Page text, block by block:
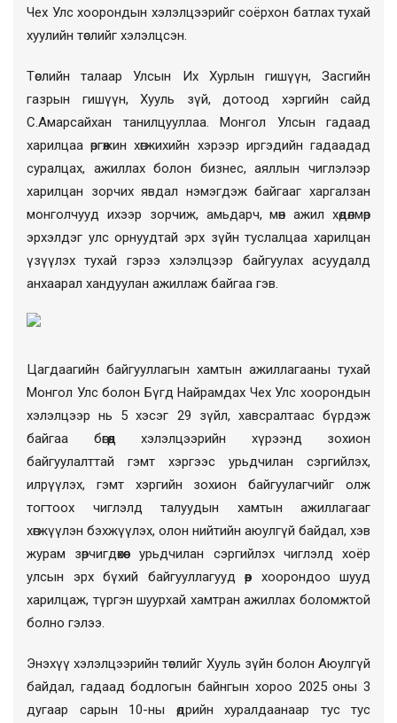
Чех Улс хоорондын хэлэлцээрийг соёрхон батлах тухай
хуулийн төслийг хэлэлцсэн.
Төслийн талаар Улсын Их Хурлын гишүүн, Засгийн
газрын гишүүн, Хууль зүй, дотоод хэргийн сайд
С.Амарсайхан танилцууллаа. Монгол Улсын гадаад
харилцаа өргөжин хөгжихийн хэрээр иргэдийн гадаадад
суралцах, ажиллах болон бизнес, аяллын чиглэлээр
харилцан зорчих явдал нэмэгдэж байгааг харгалзан
монголчууд ихээр зорчиж, амьдарч, мөн ажил хөдөлмөр
эрхэлдэг улс орнуудтай эрх зүйн туслалцаа харилцан
үзүүлэх тухай гэрээ хэлэлцээр байгуулах асуудалд
анхаарал хандуулан ажиллаж байгаа гэв.
Цагдаагийн байгууллагын хамтын ажиллагааны тухай
Монгол Улс болон Бүгд Найрамдах Чех Улс хоорондын
хэлэлцээр нь 5 хэсэг 29 зүйл, хавсралтаас бүрдэж
байгаа бөгөөд хэлэлцээрийн хүрээнд зохион
байгуулалттай гэмт хэргээс урьдчилан сэргийлэх,
илрүүлэх, гэмт хэргийн зохион байгуулагчийг олж
тогтоох чиглэлд талуудын хамтын ажиллагааг
хөгжүүлэн бэхжүүлэх, олон нийтийн аюулгүй байдал, хэв
журам зөрчигдөхөөс урьдчилан сэргийлэх чиглэлд хоёр
улсын эрх бүхий байгууллагууд өөр хоорондоо шууд
харилцаж, түргэн шуурхай хамтран ажиллах боломжтой
болно гэлээ.
Энэхүү хэлэлцээрийн төслийг Хууль зүйн болон Аюулгүй
байдал, гадаад бодлогын байнгын хороо 2025 оны 3
дугаар сарын 10-ны өдрийн хуралдаанаар тус тус